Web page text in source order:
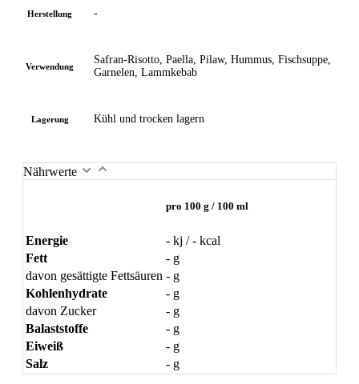
Herstellung -
Verwendung
Safran-Risotto, Paella, Pilaw, Hummus, Fischsuppe,
Garnelen, Lammkebab
Lagerung Kühl und trocken lagern
Nährwerte
pro 100 g / 100 ml
Energie
- kj / - kcal
Fett
- g
davon gesättigte Fettsäuren - g
Kohlenhydrate
- g
davon Zucker
- g
Balaststoffe
- g
Eiweiß
- g
Salz
- g